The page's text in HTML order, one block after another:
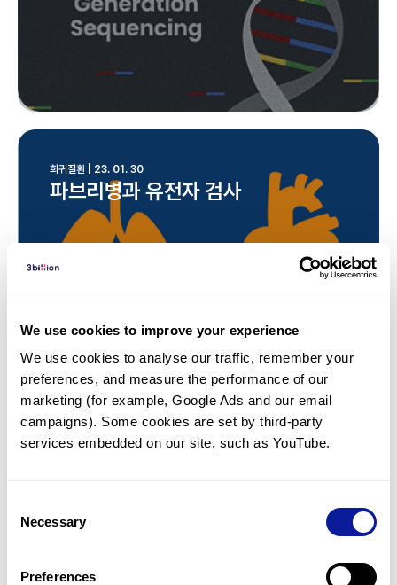
We use cookies to improve your experience
We use cookies to analyse our traffic, remember your
preferences, and measure the performance of our
marketing (for example, Google Ads and our email
campaigns). Some cookies are set by third-party
services embedded on our site, such as YouTube.
Selection
Necessary
Preferences
파브리병과 유전자 검사
희귀질환 | 23. 01. 30
제약사와 희귀질환 회사들은 어떻게